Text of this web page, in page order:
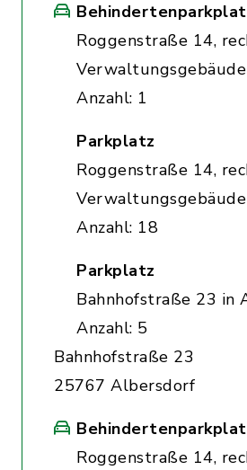
Roggenstraße 14,
Verwaltungsgebäude
Anzahl: 1
Parkplatz
Roggenstraße 14,
Verwaltungsgebäude
Anzahl: 18
Parkplatz
Bahnhofstraße 23 in
Anzahl: 5
Bahnhofstraße 23
25767 Albersdorf
Roggenstraße 14,